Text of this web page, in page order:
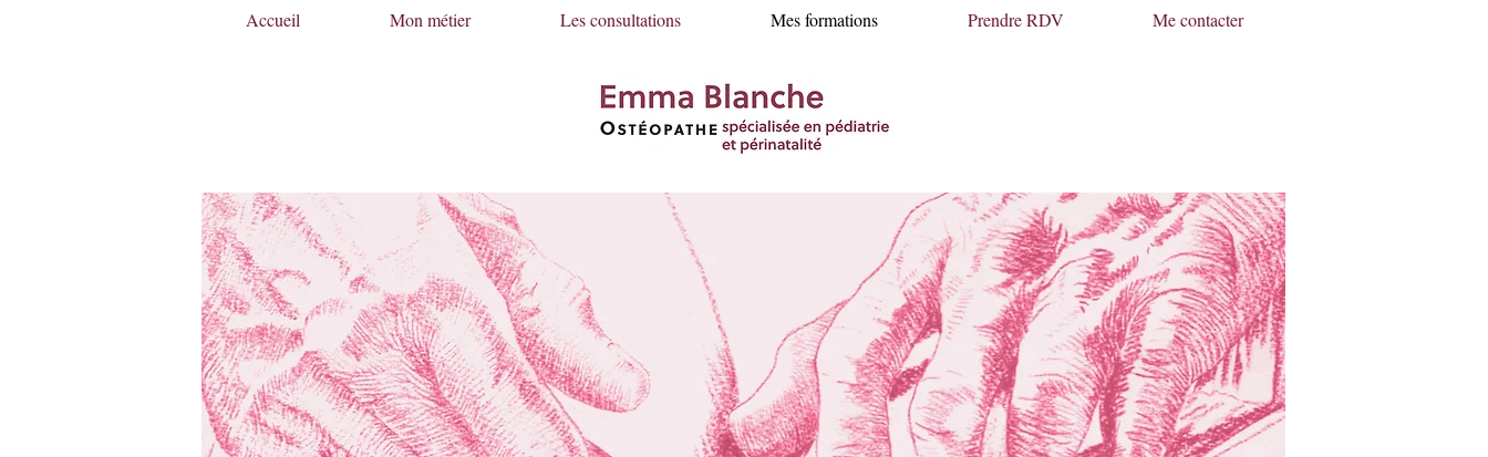
Accueil Mon métier Les consultations Mes formations Prendre RDV Me contacter